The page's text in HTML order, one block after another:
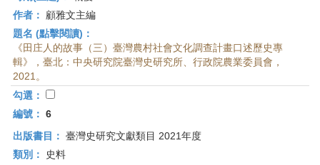
作者：
顧雅文主編
題名 (點擊閱讀)：
《田庄人的故事（三）臺灣農村社會文化調查計畫口述歷史專
輯》，臺北：中央研究院臺灣史研究所、行政院農業委員會，
2021。
勾選：
編號： 6
出版書目： 臺灣史研究文獻類目 2021年度
類別：
史料